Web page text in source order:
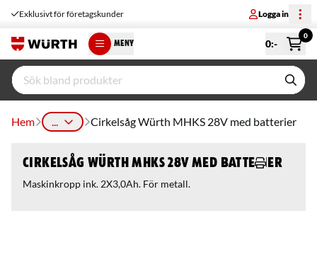
Exklusivt för företagskunder Logga in
MENY 0:-
0
Hem ... Cirkelsåg Würth MHKS 28V med batterier
Cirkelsåg Würth MHKS 28V med batterier
Maskinkropp ink. 2X3,0Ah. För metall.